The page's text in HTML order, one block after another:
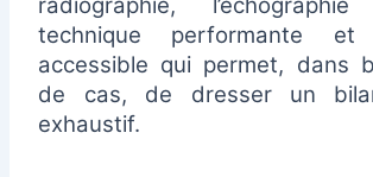
technique performante et
accessible qui permet, dans
de cas, de dresser un
exhaustif.